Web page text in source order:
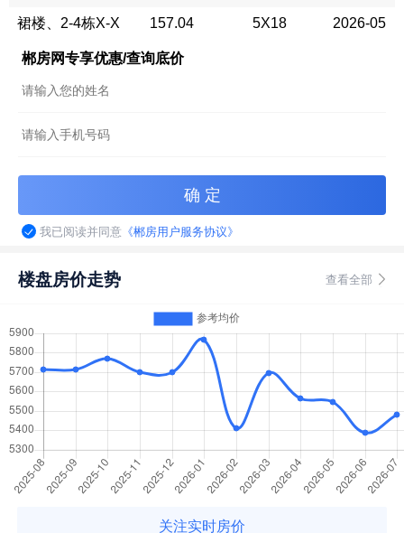
裙楼、2-4栋X-X 157.04 5X18 2026-05
郴房网专享优惠/查询底价
我已阅读并同意 《郴房用户服务协议》
楼盘房价走势 查看全部
关注实时房价